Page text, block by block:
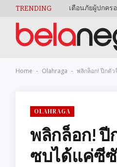
TRENDING
Home - Olahraga - พลิกล็อก! ปีกตัว
OLAHRAGA
พลิกล็อก! ปี
ซบได้แค่ซีซั